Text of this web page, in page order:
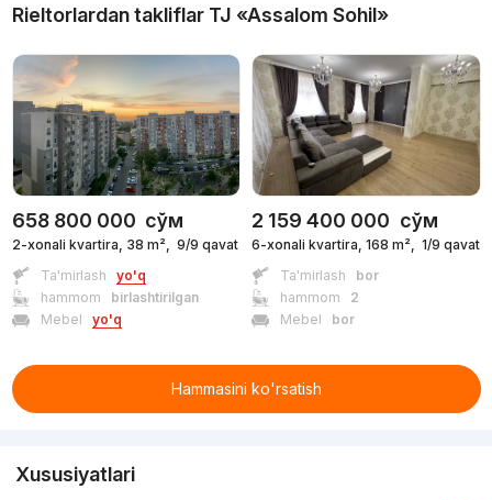
Rieltorlardan takliflar TJ «Assalom Sohil»
658 800 000 сўм
2-xonali kvartira, 38 m², 9/9 qavat
Ta'mirlash
yo'q
hammom
birlashtirilgan
Mebel
yo'q
2 159 400 000 сўм
6-xonali kvartira, 168 m², 1/9 qavat
Ta'mirlash
bor
hammom
2
Mebel
bor
Hammasini ko'rsatish
Xususiyatlari